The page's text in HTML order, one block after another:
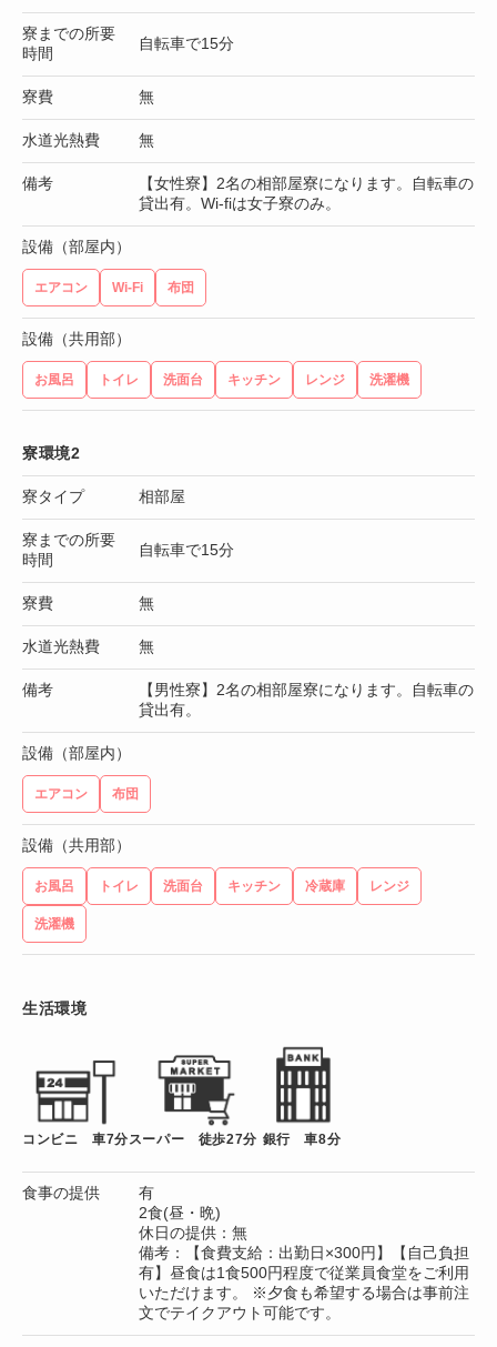
寮までの所要
時間
自転車で15分
寮費 無
水道光熱費 無
備考
【女性寮】2名の相部屋寮になります。自転車の
貸出有。Wi-fiは女子寮のみ。
設備（部屋内）
エアコン Wi-Fi 布団
設備（共用部）
お風呂 トイレ 洗面台 キッチン レンジ 洗濯機
寮環境2
寮タイプ 相部屋
寮までの所要
時間
自転車で15分
寮費 無
水道光熱費 無
備考
【男性寮】2名の相部屋寮になります。自転車の
貸出有。
設備（部屋内）
エアコン 布団
設備（共用部）
お風呂 トイレ 洗面台 キッチン 冷蔵庫 レンジ
洗濯機
生活環境
コンビニ 車7分スーパー 徒歩27分 銀行 車8分
食事の提供
有
2食(昼・晩)
休日の提供：無
備考：【食費支給：出勤日×300円】【自己負担
有】昼食は1食500円程度で従業員食堂をご利用
いただけます。 ※夕食も希望する場合は事前注
文でテイクアウト可能です。